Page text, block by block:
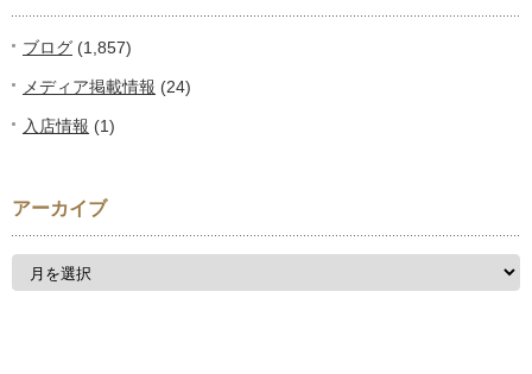
ブログ (1,857)
メディア掲載情報 (24)
入店情報 (1)
アーカイブ